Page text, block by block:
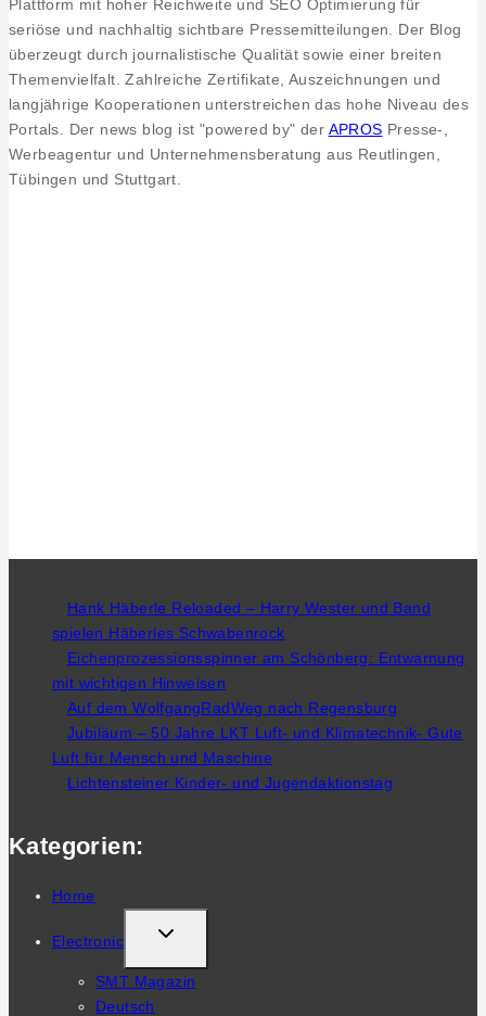
Plattform mit hoher Reichweite und SEO Optimierung für
seriöse und nachhaltig sichtbare Pressemitteilungen. Der Blog
überzeugt durch journalistische Qualität sowie einer breiten
Themenvielfalt. Zahlreiche Zertifikate, Auszeichnungen und
langjährige Kooperationen unterstreichen das hohe Niveau des
Portals. Der news blog ist "powered by" der APROS Presse-,
Werbeagentur und Unternehmensberatung aus Reutlingen,
Tübingen und Stuttgart.
Hank Häberle Reloaded – Harry Wester und Band
spielen Häberles Schwabenrock
Eichenprozessionsspinner am Schönberg: Entwarnung
mit wichtigen Hinweisen
Auf dem WolfgangRadWeg nach Regensburg
Jubiläum – 50 Jahre LKT Luft- und Klimatechnik- Gute
Luft für Mensch und Maschine
Lichtensteiner Kinder- und Jugendaktionstag
Kategorien:
Home
Electronic
TOGGLE
CHILD
MENU
SMT Magazin
Deutsch